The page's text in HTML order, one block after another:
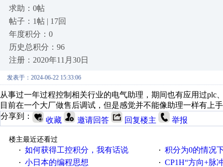
求助：0帖
帖子：1帖 | 17回
年度积分：0
历史总积分：96
注册：2020年11月30日
发表于：2024-06-22 15:33:06
从事过一年过程控制相关行业的电气助理，期间也有应用过plc
目前在一个大厂做售后调试，但是感觉并不能像助理一样有上
分享到：
收藏 邀请回答 回复楼主 举报
楼主最近还看过
· 如何获得工控积分，我有话说 · 积分为0的情况
· 小日本的编程思想 · CP1H“方向+脉